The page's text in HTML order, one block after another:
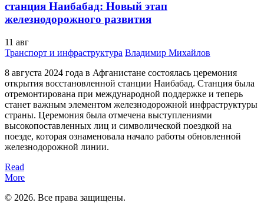
станция Наибабад: Новый этап
железнодорожного развития
11 авг
Транспорт и инфраструктура Владимир Михайлов
8 августа 2024 года в Афганистане состоялась церемония
открытия восстановленной станции Наибабад. Станция была
отремонтирована при международной поддержке и теперь
станет важным элементом железнодорожной инфраструктуры
страны. Церемония была отмечена выступлениями
высокопоставленных лиц и символической поездкой на
поезде, которая ознаменовала начало работы обновленной
железнодорожной линии.
Read
More
© 2026. Все права защищены.